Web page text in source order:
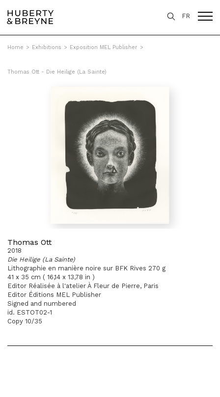
FR
Home > Exhibitions > Exposition MEL Publisher >
Thomas Ott - Die Heilige (La Sainte)
Thomas Ott
2018
Die Heilige (La Sainte)
Lithographie en manière noire sur BFK Rives 270 g
41 x 35 cm ( 16,14 x 13,78 in )
Editor Réalisée à l'atelier À Fleur de Pierre, Paris
Editor Éditions MEL Publisher
Signed and numbered
id. ESTOT02-1
Copy 10/35